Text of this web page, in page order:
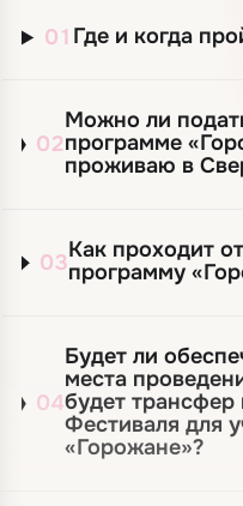
01 Где и когда
02
Можно ли
программе
проживаю в
03Как проходит
программу
04
Будет ли
места
будет
Фестиваля для
«Горожане»?